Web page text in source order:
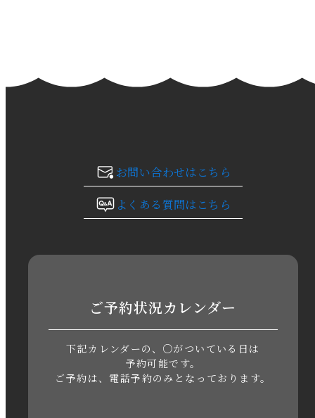
2024年1月
2023年10月
2023年8月
2023年5月
お問い合わせはこちら
よくある質問はこちら
ご予約状況カレンダー
下記カレンダーの、○がついている日は
予約可能です。
ご予約は、電話予約のみとなっております。